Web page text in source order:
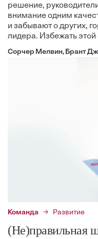
решение,
внимание одним
и забывают о других,
лидера. Избежать
Сорчер Мелвин, Брант
Команда Развитие
(Не)правильная